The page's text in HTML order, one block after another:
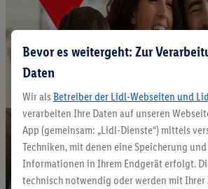
Bevor es weitergeht: Zur
Daten
Wir als Betreiber der Lidl-Webseiten und
verarbeiten Ihre Daten auf unseren
App (gemeinsam: „Lidl-Dienste“) mittels
Techniken, mit denen eine Speicherung
Informationen in Ihrem Endgerät erfolgt.
technisch notwendig oder werden mit Ihrer